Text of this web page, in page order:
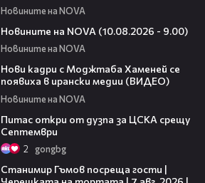
Новините на NOVA
Новините на NOVA (10.08.2026 - 9.00)
Новините на NOVA
Нови кадри с Моджтаба Хаменей се
появиха в ирански медии (ВИДЕО)
Новините на NOVA
Питас откри от дузпа за ЦСКА срещу
Септември
2 gongbg
Станимир Гъмов посреща гости |